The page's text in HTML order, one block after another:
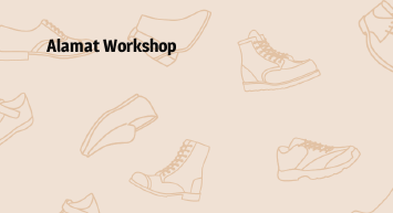
Alamat Workshop